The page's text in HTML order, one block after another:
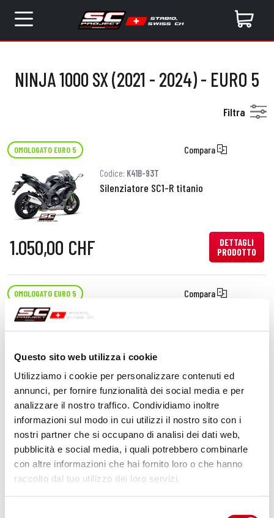
Questo sito web utilizza i cookie
Utilizziamo i cookie per personalizzare contenuti ed
annunci, per fornire funzionalità dei social media e per
analizzare il nostro traffico. Condividiamo inoltre
informazioni sul modo in cui utilizzi il nostro sito con i
nostri partner che si occupano di analisi dei dati web,
pubblicità e social media, i quali potrebbero combinarle
con altre informazioni che hai fornito loro o che hanno
raccolto dal tuo utilizzo dei loro servizi.
NINJA 1000 SX (2021 - 2024) - EURO 5
Filtra
OMOLOGATO EURO 5 Compara
Codice: K41B-93T
Silenziatore SC1-R titanio
1.050,00 CHF
DETTAGLI
PRODOTTO
OMOLOGATO EURO 5 Compara
Silenziatore SC1-R titanio, nero opaco
1.240,00 CHF
PRODOTTO